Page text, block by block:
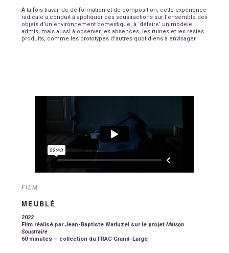
À la fois travail de dé-formation et de composition, cette expérience
radicale a conduit à appliquer des soustractions sur l’ensemble des
objets d’un environnement domestique, à ‘défaire’ un modèle
admis, mais aussi à observer les absences, les ruines et les restes
produits, comme les prototypes d’autres quotidiens à envisager.
FILM
MEUBLÉ
2022
Film réalisé par Jean-Baptiste Warluzel sur le projet Maison
Soustraire
60 minutes – collection du FRAC Grand-Large